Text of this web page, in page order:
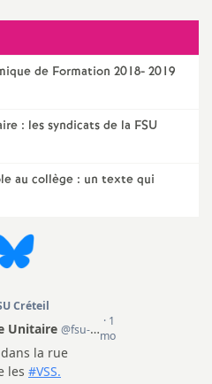
t
d
e
c
de Formation 2018- 2019
: les syndicats de la FSU
au collège : un texte qui